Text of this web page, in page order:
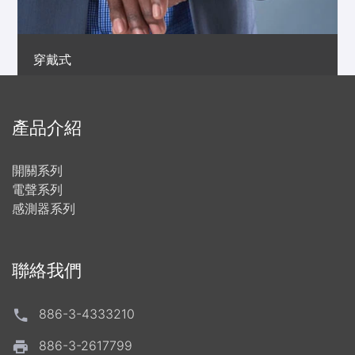
穿戴式
產品介紹
開關系列
電聲系列
感測器系列
聯絡我們
886-3-4333210
886-3-2617799